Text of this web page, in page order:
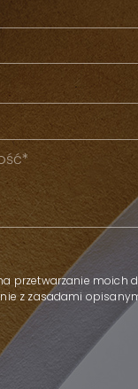
empty.
przetwarzanie moich
z zasadami